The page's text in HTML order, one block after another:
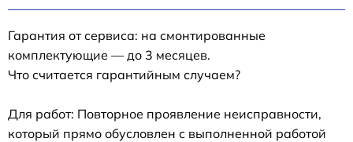
Гарантия от сервиса: на смонтированные
комплектующие — до 3 месяцев.
Что считается гарантийным случаем?
Для работ: Повторное проявление неисправности,
который прямо обусловлен с выполненной работой